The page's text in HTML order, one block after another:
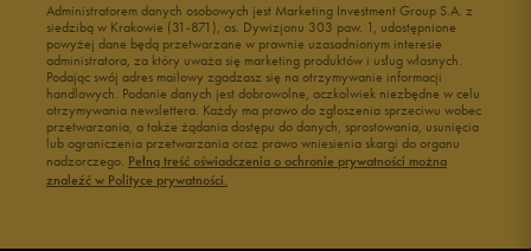
Administratorem danych osobowych jest Marketing Investment Group S.A. z
siedzibą w Krakowie (31-871), os. Dywizjonu 303 paw. 1, udostępnione
powyżej dane będą przetwarzane w prawnie uzasadnionym interesie
administratora, za który uważa się marketing produktów i usług własnych.
Podając swój adres mailowy zgadzasz się na otrzymywanie informacji
handlowych. Podanie danych jest dobrowolne, aczkolwiek niezbędne w celu
otrzymywania newslettera. Każdy ma prawo do zgłoszenia sprzeciwu wobec
przetwarzania, a także żądania dostępu do danych, sprostowania, usunięcia
lub ograniczenia przetwarzania oraz prawo wniesienia skargi do organu
nadzorczego. Pełną treść oświadczenia o ochronie prywatności można
znaleźć w Polityce prywatności.